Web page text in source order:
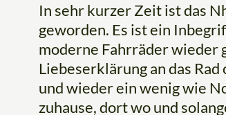
In sehr kurzer Zeit ist das
geworden. Es ist ein
moderne Fahrräder wieder
Liebeserklärung an das
und wieder ein wenig wie
zuhause, dort wo und